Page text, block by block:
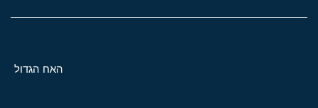
האח הגדול